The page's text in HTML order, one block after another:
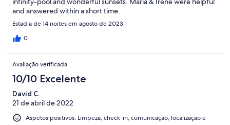
and answered within a short time.
Estadia de 14 noites em agosto de 2023
0
Avaliação verificada
10/10 Excelente
David C.
21 de abril de 2022
Aspetos positivos: Limpeza, check-in, comunicação, localização e